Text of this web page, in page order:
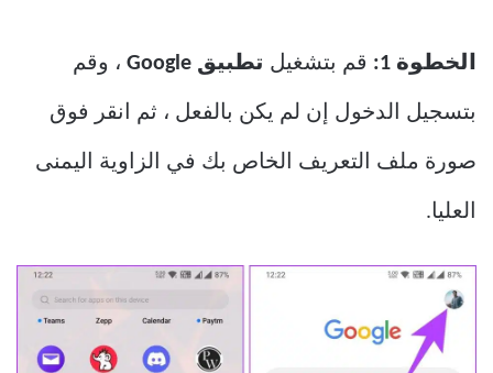
الخطوة 1: قم بتشغيل تطبيق Google ، وقم
بتسجيل الدخول إن لم يكن بالفعل ، ثم انقر فوق
صورة ملف التعريف الخاص بك في الزاوية اليمنى
العليا.